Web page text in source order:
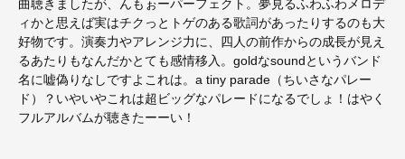
曲聴きましたが、んもぉーパーフェクト。夢見るふわふわメロデ
ィかと思えば実はチクっとトゲのある歌詞があったりするのも大
好物です。演奏力やアレンジ力に、四人の前作からの成長が見え
るあたりもなんだかとても感情移入。goldなsoundというバンド
名に嘘偽りなしですよこれは。a tiny parade（ちいさなパレー
ド）？いやいやこれは超ビッグなパレードになるでしょ！はやく
フルアルバムが聴きたーーい！